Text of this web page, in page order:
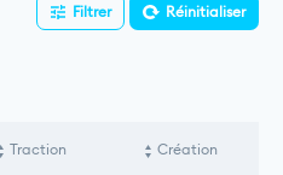
Filtrer Réinitialiser
Traction Création